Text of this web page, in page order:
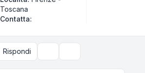
Toscana
Contatta:
Rispondi